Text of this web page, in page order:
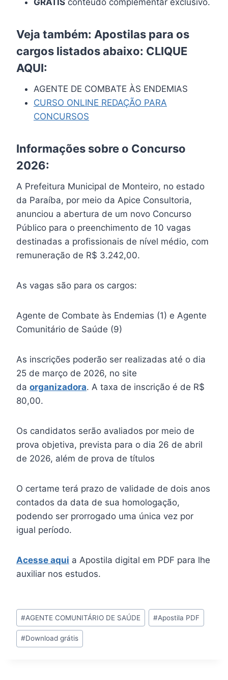
Veja também: Apostilas para os
cargos listados abaixo: CLIQUE
AQUI:
AGENTE DE COMBATE ÀS ENDEMIAS
CURSO ONLINE REDAÇÃO PARA
CONCURSOS
Informações sobre o Concurso
2026:
A Prefeitura Municipal de Monteiro, no estado
da Paraíba, por meio da Apice Consultoria,
anunciou a abertura de um novo Concurso
Público para o preenchimento de 10 vagas
destinadas a profissionais de nível médio, com
remuneração de R$ 3.242,00.
As vagas são para os cargos:
Agente de Combate às Endemias (1) e Agente
Comunitário de Saúde (9)
As inscrições poderão ser realizadas até o dia
25 de março de 2026, no site
da organizadora. A taxa de inscrição é de R$
80,00.
Os candidatos serão avaliados por meio de
prova objetiva, prevista para o dia 26 de abril
de 2026, além de prova de títulos
O certame terá prazo de validade de dois anos
contados da data de sua homologação,
podendo ser prorrogado uma única vez por
igual período.
Acesse aqui a Apostila digital em PDF para lhe
auxiliar nos estudos.
Tags
do
Post:
#AGENTE COMUNITÁRIO DE SAÚDE #Apostila PDF
#Download grátis